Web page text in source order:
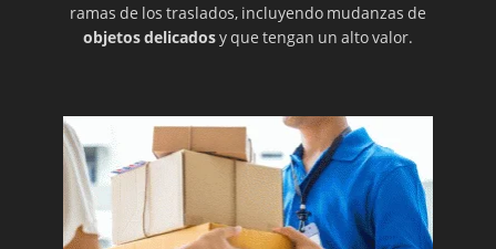
ramas de los traslados, incluyendo mudanzas de
objetos delicadosy que tengan un alto valor.